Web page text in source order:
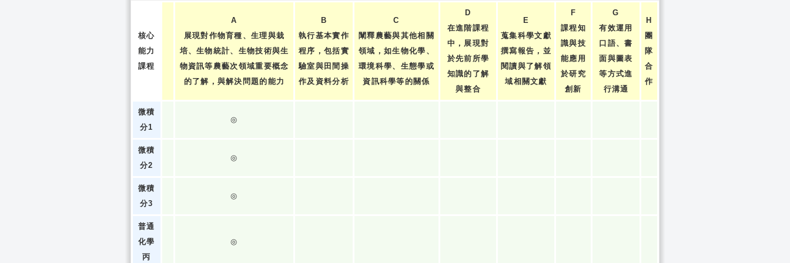
核心
能力
課程
A
展現對作物育種、生理與栽
培、生物統計、生物技術與生
物資訊等農藝次領域重要概念
的了解，與解決問題的能力
B
執行基本實作
程序，包括實
驗室與田間操
作及資料分析
C
闡釋農藝與其他相關
領域，如生物化學、
環境科學、生態學或
資訊科學等的關係
D
在進階課程
中，展現對
於先前所學
知識的了解
與整合
E
蒐集科學文獻
撰寫報告，並
閱讀與了解領
域相關文獻
F
課程知
識與技
能應用
於研究
創新
G
有效運用
口語、書
面與圖表
等方式進
行溝通
H
團
隊
合
作
微積
分1
◎
微積
分2
◎
微積
分3
◎
普通
化學
丙
◎